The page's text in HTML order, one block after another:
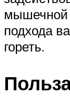
мышечной
подхода
гореть.